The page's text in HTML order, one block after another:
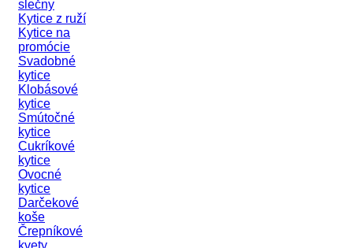
slečny
Kytice z ruží
Kytice na
promócie
Svadobné
kytice
Klobásové
kytice
Smútočné
kytice
Cukríkové
kytice
Ovocné
kytice
Darčekové
koše
Črepníkové